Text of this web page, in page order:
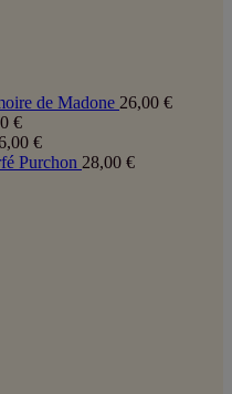
de Madone 26,00 €
€
€
Purchon 28,00 €